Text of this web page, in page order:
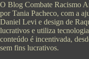
O Blog Combate Racismo
por Tania Pacheco, com a
Daniel Levi e design de
lucrativos e utiliza
conteúdo é incentivada,
sem fins lucrativos.